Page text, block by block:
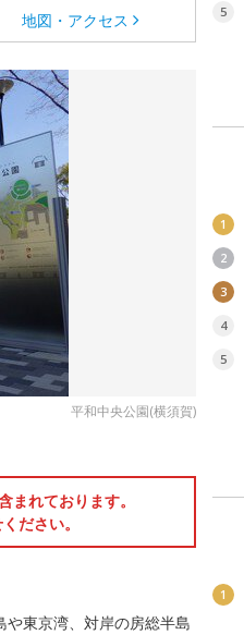
地図・アクセス
平和中央公園(横須賀)
れております。
ださい。
東京湾、対岸の房総半島
5
1
2
3
4
5
1